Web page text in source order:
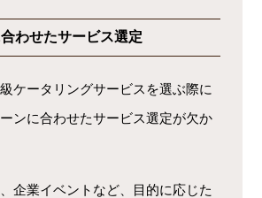
わせたサービス選定
ケータリングサービスを選ぶ際に
ンに合わせたサービス選定が欠か
企業イベントなど、目的に応じた